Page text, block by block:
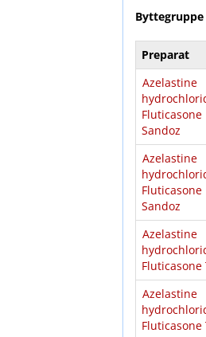
Byttegruppe
Preparat
Azelastine
Fluticasone
Sandoz
Azelastine
Fluticasone
Sandoz
Azelastine
Fluticasone
Azelastine
Fluticasone